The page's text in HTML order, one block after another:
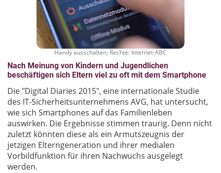
Handy ausschalten; Rechte: Internet-ABC
Nach Meinung von Kindern und Jugendlichen
beschäftigen sich Eltern viel zu oft mit dem Smartphone
Die "Digital Diaries 2015", eine internationale Studie
des IT-Sicherheitsunternehmens AVG, hat untersucht,
wie sich Smartphones auf das Familienleben
auswirken. Die Ergebnisse stimmen traurig. Denn nicht
zuletzt könnten diese als ein Armutszeugnis der
jetzigen Elterngeneration und ihrer medialen
Vorbildfunktion für ihren Nachwuchs ausgelegt
werden.